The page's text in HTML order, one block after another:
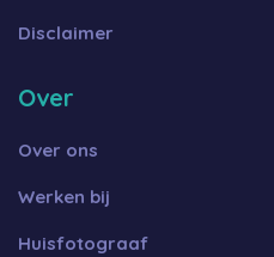
Disclaimer
Over
Over ons
Werken bij
Huisfotograaf